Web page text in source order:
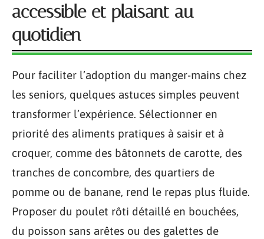
accessible et plaisant au
quotidien
Pour faciliter l’adoption du manger-mains chez
les seniors, quelques astuces simples peuvent
transformer l’expérience. Sélectionner en
priorité des aliments pratiques à saisir et à
croquer, comme des bâtonnets de carotte, des
tranches de concombre, des quartiers de
pomme ou de banane, rend le repas plus fluide.
Proposer du poulet rôti détaillé en bouchées,
du poisson sans arêtes ou des galettes de